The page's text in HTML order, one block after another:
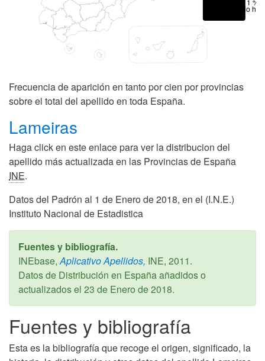
No hay
Frecuencia de aparición en tanto por cien por provincias
sobre el total del apellido en toda España.
Lameiras
Haga click en este enlace para ver la distribucion del
apellido más actualizada en las Provincias de España
INE.
Datos del Padrón al 1 de Enero de 2018, en el (I.N.E.)
Instituto Nacional de Estadistica
Fuentes y bibliografía.
INEbase, Aplicativo Apellidos, INE, 2011.
Datos de Distribución en España añadidos o
actualizados el 23 de Enero de 2018.
Fuentes y bibliografía
Esta es la bibliografía que recoge el origen, significado, la